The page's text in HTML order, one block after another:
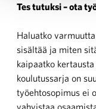
Tes tutuksi – ota
Haluatko
sisältää ja miten
kaipaatko
koulutussarja on
työehtosopimus ei
vahvistaa